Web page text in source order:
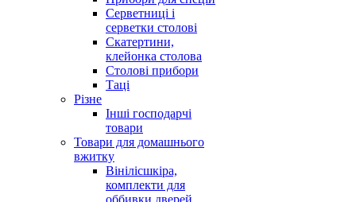
Серветниці і
серветки столові
Скатертини,
клейонка столова
Столові прибори
Таці
Різне
Інші господарчі
товари
Товари для домашнього
вжитку
Вінілісшкіра,
комплекти для
оббивки дверей